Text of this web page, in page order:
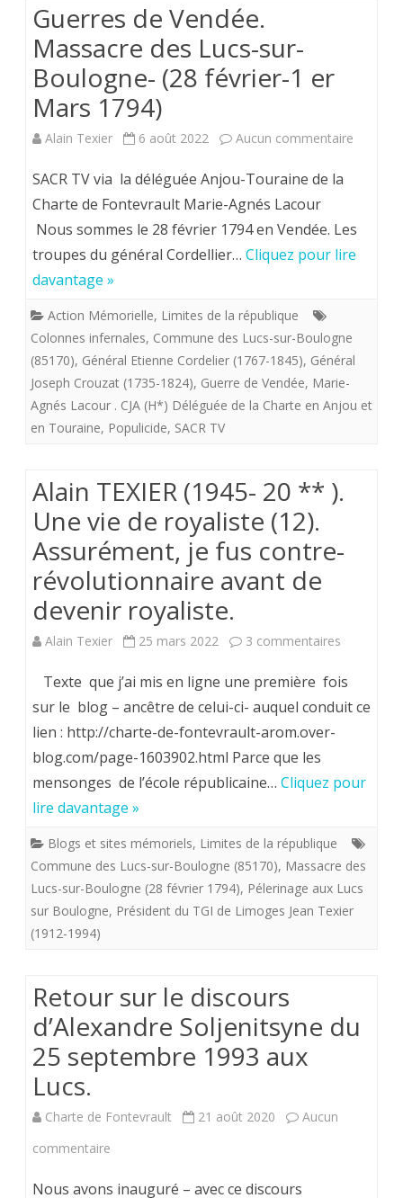
Guerres de Vendée.
Massacre des Lucs-sur-
Boulogne- (28 février-1 er
Mars 1794)
Alain Texier 6 août 2022 Aucun commentaire
Vendée.
sur-
SACR TV via la déléguée Anjou-Touraine de la
Charte de Fontevrault Marie-Agnés Lacour
Nous sommes le 28 février 1794 en Vendée. Les
troupes du général Cordellier… Cliquez pour lire
davantage »
Action Mémorielle, Limites de la république
Colonnes infernales, Commune des Lucs-sur-Boulogne
(85170), Général Etienne Cordelier (1767-1845), Général
Joseph Crouzat (1735-1824), Guerre de Vendée, Marie-
Agnés Lacour . CJA (H*) Déléguée de la Charte en Anjou et
en Touraine, Populicide, SACR TV
Alain TEXIER (1945- 20 ** ).
Une vie de royaliste (12).
Assurément, je fus contre-
révolutionnaire avant de
devenir royaliste.
Alain Texier 25 mars 2022 3 commentaires
TEXIER
Une
vie
Texte que j’ai mis en ligne une première fois
sur le blog – ancêtre de celui-ci- auquel conduit ce
lien : http://charte-de-fontevrault-arom.over-
blog.com/page-1603902.html Parce que les
mensonges de l’école républicaine… Cliquez pour
lire davantage »
Blogs et sites mémoriels, Limites de la république
Commune des Lucs-sur-Boulogne (85170), Massacre des
Lucs-sur-Boulogne (28 février 1794), Pélerinage aux Lucs
sur Boulogne, Président du TGI de Limoges Jean Texier
(1912-1994)
Retour sur le discours
d’Alexandre Soljenitsyne du
25 septembre 1993 aux
Lucs.
Charte de Fontevrault 21 août 2020
Aucun
commentaire
Nous avons inauguré – avec ce discours